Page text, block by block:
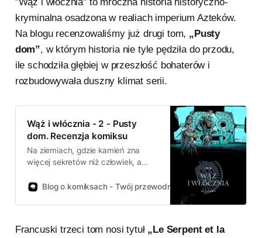
kryminalna osadzona w realiach imperium Azteków.
Na blogu recenzowaliśmy już drugi tom, „Pusty
dom”, w którym historia nie tyle pędziła do przodu,
ile schodziła głębiej w przeszłość bohaterów i
rozbudowywała duszny klimat serii.
Wąż i włócznia - 2 - Pusty
dom. Recenzja komiksu
Na ziemiach, gdzie kamień zna
więcej sekretów niż człowiek, a
modlitwy, lecz krwi, wszystko ma
murach. W tym świecie, zrodzonym
Blog o komiksach - Twój przewodnik po świecie komiksów!
Francuski trzeci tom nosi tytuł „Le Serpent et la